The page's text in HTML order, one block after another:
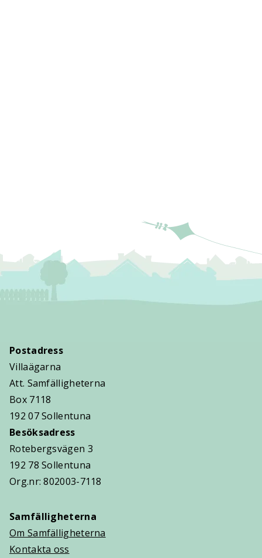
Postadress
Villaägarna
Att. Samfälligheterna
Box 7118
192 07 Sollentuna
Besöksadress
Rotebergsvägen 3
192 78 Sollentuna
Org.nr: 802003-7118
Samfälligheterna
Om Samfälligheterna
Kontakta oss